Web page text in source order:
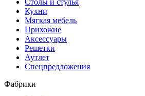
Кухни
Мягкая мебель
Прихожие
Аксессуары
Решетки
Аутлет
Спецпредложения
Фабрики